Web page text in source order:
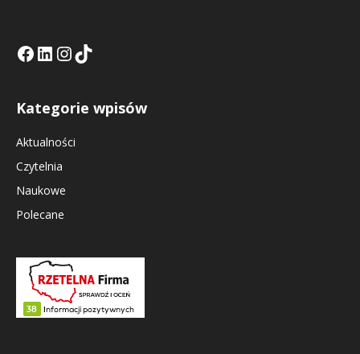
Facebook
LinkedIn
Tik Tok KEInstagramm KE
Kategorie wpisów
Aktualności
Czytelnia
Naukowe
Polecane